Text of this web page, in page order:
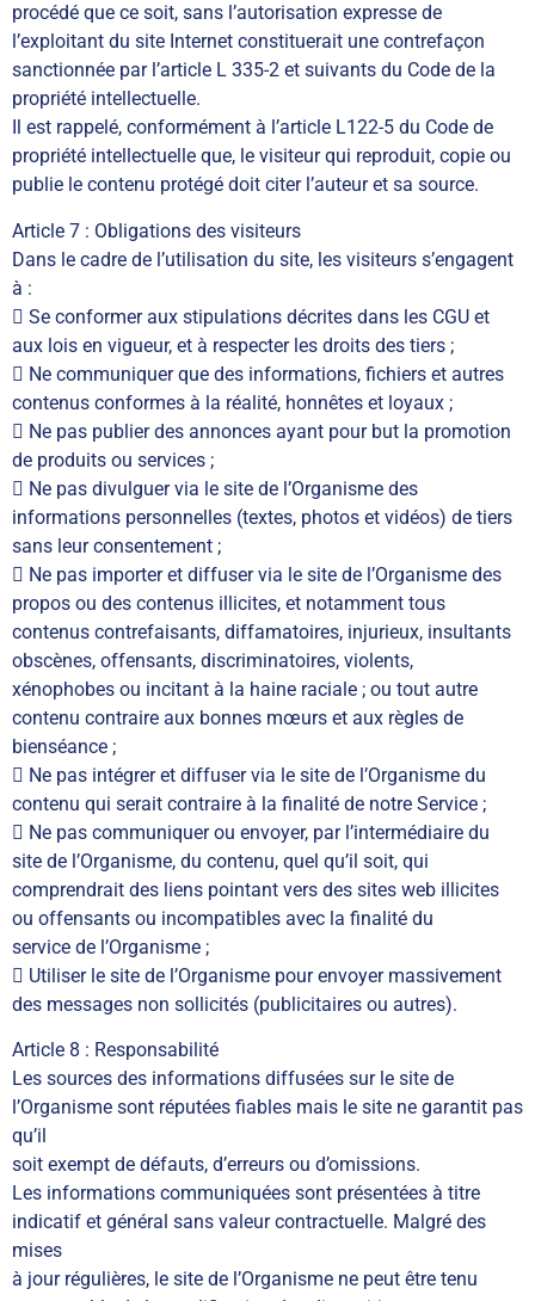
procédé que ce soit, sans l’autorisation expresse de
l’exploitant du site Internet constituerait une contrefaçon
sanctionnée par l’article L 335-2 et suivants du Code de la
propriété intellectuelle.
Il est rappelé, conformément à l’article L122-5 du Code de
propriété intellectuelle que, le visiteur qui reproduit, copie ou
publie le contenu protégé doit citer l’auteur et sa source.
Article 7 : Obligations des visiteurs
Dans le cadre de l’utilisation du site, les visiteurs s’engagent
à :
 Se conformer aux stipulations décrites dans les CGU et
aux lois en vigueur, et à respecter les droits des tiers ;
 Ne communiquer que des informations, fichiers et autres
contenus conformes à la réalité, honnêtes et loyaux ;
 Ne pas publier des annonces ayant pour but la promotion
de produits ou services ;
 Ne pas divulguer via le site de l’Organisme des
informations personnelles (textes, photos et vidéos) de tiers
sans leur consentement ;
 Ne pas importer et diffuser via le site de l’Organisme des
propos ou des contenus illicites, et notamment tous
contenus contrefaisants, diffamatoires, injurieux, insultants
obscènes, offensants, discriminatoires, violents,
xénophobes ou incitant à la haine raciale ; ou tout autre
contenu contraire aux bonnes mœurs et aux règles de
bienséance ;
 Ne pas intégrer et diffuser via le site de l’Organisme du
contenu qui serait contraire à la finalité de notre Service ;
 Ne pas communiquer ou envoyer, par l’intermédiaire du
site de l’Organisme, du contenu, quel qu’il soit, qui
comprendrait des liens pointant vers des sites web illicites
ou offensants ou incompatibles avec la finalité du
service de l’Organisme ;
 Utiliser le site de l’Organisme pour envoyer massivement
des messages non sollicités (publicitaires ou autres).
Article 8 : Responsabilité
Les sources des informations diffusées sur le site de
l’Organisme sont réputées fiables mais le site ne garantit pas
qu’il
soit exempt de défauts, d’erreurs ou d’omissions.
Les informations communiquées sont présentées à titre
indicatif et général sans valeur contractuelle. Malgré des
mises
à jour régulières, le site de l’Organisme ne peut être tenu